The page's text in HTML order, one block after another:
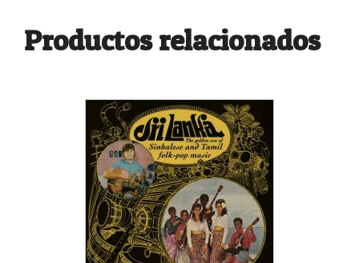
Productos relacionados